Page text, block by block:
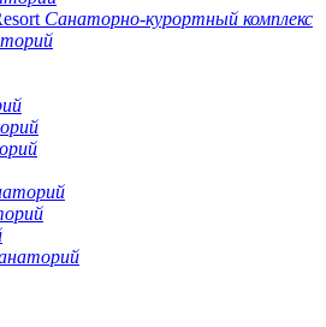
Санаторно-курортный комплекс